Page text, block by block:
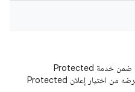
تتم تعبئة نوع حدث إعلان WIN تلقائيًا ضمن خدمة Protected
Audience ضمن أيّ إعلان فائز يتم عرضه من اختيار إعلان Protected